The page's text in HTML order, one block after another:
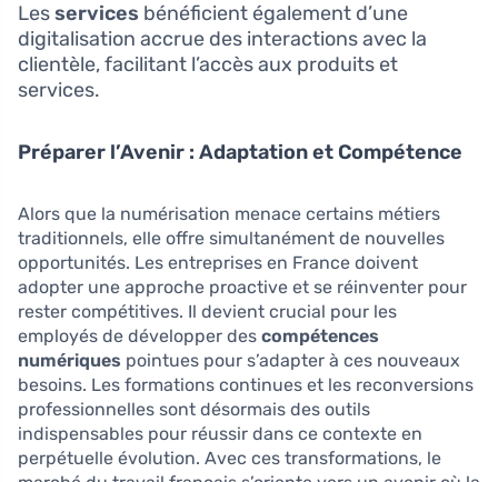
Lesservices bénéficient également d’une
digitalisation accrue des interactions avec la
clientèle, facilitant l’accès aux produits et
services.
Préparer l’Avenir : Adaptation et Compétence
Alors que la numérisation menace certains métiers
traditionnels, elle offre simultanément de nouvelles
opportunités. Les entreprises en France doivent
adopter une approche proactive et se réinventer pour
rester compétitives. Il devient crucial pour les
employés de développer des compétences
numériques pointues pour s’adapter à ces nouveaux
besoins. Les formations continues et les reconversions
professionnelles sont désormais des outils
indispensables pour réussir dans ce contexte en
perpétuelle évolution. Avec ces transformations, le